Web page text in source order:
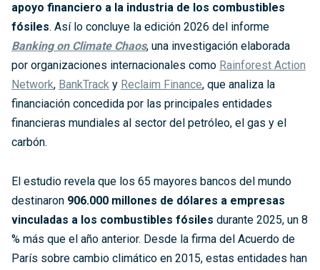
apoyo financiero a la industria de los combustibles
fósiles. Así lo concluye la edición 2026 del informe
Banking on Climate Chaos, una investigación elaborada
por organizaciones internacionales como Rainforest Action
Network, BankTrack y Reclaim Finance, que analiza la
financiación concedida por las principales entidades
financieras mundiales al sector del petróleo, el gas y el
carbón.
El estudio revela que los 65 mayores bancos del mundo
destinaron 906.000 millones de dólares a empresas
vinculadas a los combustibles fósiles durante 2025, un 8
% más que el año anterior. Desde la firma del Acuerdo de
París sobre cambio climático en 2015, estas entidades han